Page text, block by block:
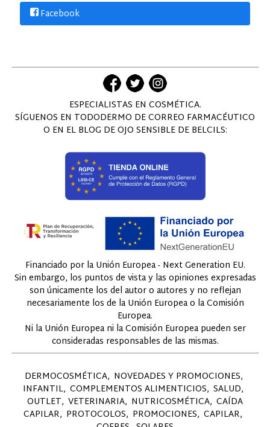
Facebook
ESPECIALISTAS EN COSMÉTICA.
SÍGUENOS EN TODODERMO DE CORREO FARMACÉUTICO
O EN EL BLOG DE OJO SENSIBLE DE BELCILS:
Financiado por la Unión Europea - Next Generation EU.
Sin embargo, los puntos de vista y las opiniones expresadas
son únicamente los del autor o autores y no reflejan
necesariamente los de la Unión Europea o la Comisión
Europea.
Ni la Unión Europea ni la Comisión Europea pueden ser
consideradas responsables de las mismas.
DERMOCOSMÉTICA NOVEDADES Y PROMOCIONES
INFANTIL COMPLEMENTOS ALIMENTICIOS SALUD
OUTLET VETERINARIA NUTRICOSMÉTICA CAÍDA
CAPILAR PROTOCOLOS PROMOCIONES CAPILAR